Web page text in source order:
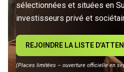
sélectionnées et situées en
investisseurs privé et
REJOINDRE LA LISTE
(Places limitées – ouverture officielle en